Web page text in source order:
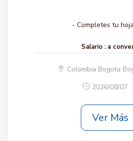
- Completes tu
Salario : a
Colombia Bogota
2026/08/07
Ver Más